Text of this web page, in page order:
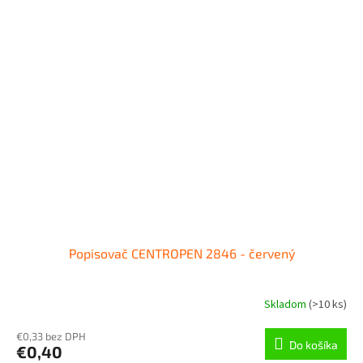
Popisovač CENTROPEN 2846 - červený
Skladom (>10 ks)
€0,33 bez DPH
€0,40 Do košíka